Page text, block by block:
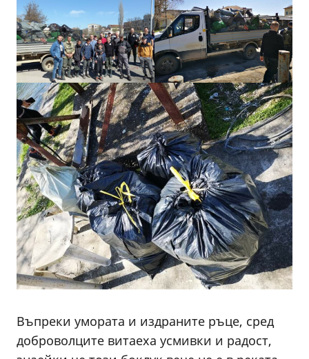
Въпреки умората и издраните ръце, сред
доброволците витаеха усмивки и радост,